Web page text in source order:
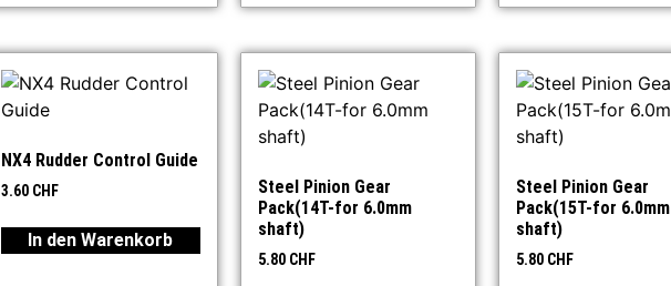
NX4 Rudder Control Guide
3.60 CHF
In den Warenkorb
Steel Pinion Gear
Pack(14T-for 6.0mm
shaft)
5.80 CHF
Steel Pinion Gear
Pack(15T-for 6.0mm
shaft)
5.80 CHF